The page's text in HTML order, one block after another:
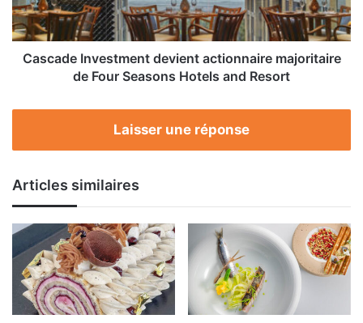
Four
Seasons
Hotels
andCascade Investment devient actionnaire majoritaire
de Four Seasons Hotels and Resort
Laisser une réponse
Articles similaires